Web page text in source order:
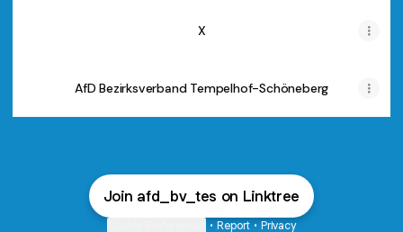
X
AfD Bezirksverband Tempelhof-Schöneberg
Join afd_bv_tes on Linktree
• Report • Privacy